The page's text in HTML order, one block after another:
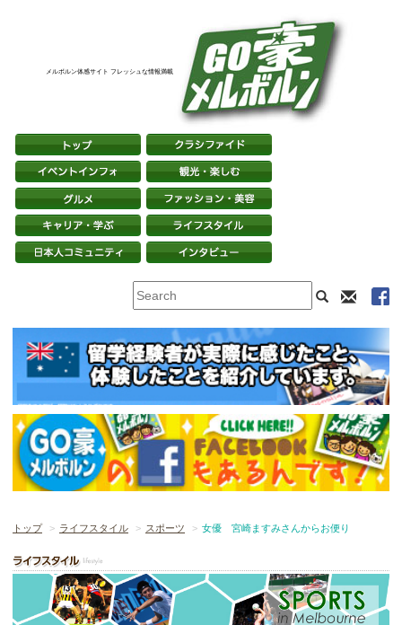
メルボルン体感サイト フレッシュな情報満載
トップ ライフスタイル スポーツ 女優 宮崎ますみさんからお便り